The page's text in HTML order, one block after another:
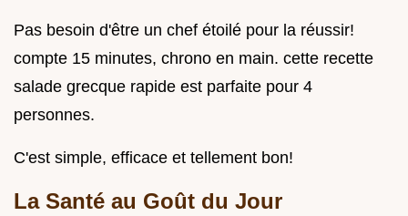
Pas besoin d'être un chef étoilé pour la réussir!
compte 15 minutes, chrono en main. cette recette
salade grecque rapide est parfaite pour 4
personnes.
C'est simple, efficace et tellement bon!
La Santé au Goût du Jour